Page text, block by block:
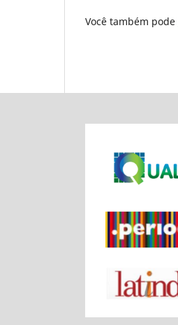
Você também pode